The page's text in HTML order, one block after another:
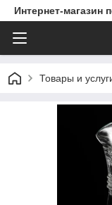
Интернет-
Товары и